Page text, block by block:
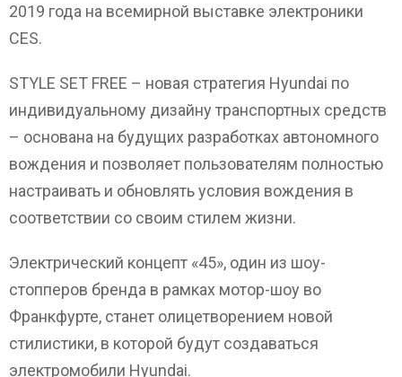
2019 года на всемирной выставке электроники
CES.
STYLE SET FREE – новая стратегия Hyundai по
индивидуальному дизайну транспортных средств
– основана на будущих разработках автономного
вождения и позволяет пользователям полностью
настраивать и обновлять условия вождения в
соответствии со своим стилем жизни.
Электрический концепт «45», один из шоу-
стопперов бренда в рамках мотор-шоу во
Франкфурте, станет олицетворением новой
стилистики, в которой будут создаваться
электромобили Hyundai.